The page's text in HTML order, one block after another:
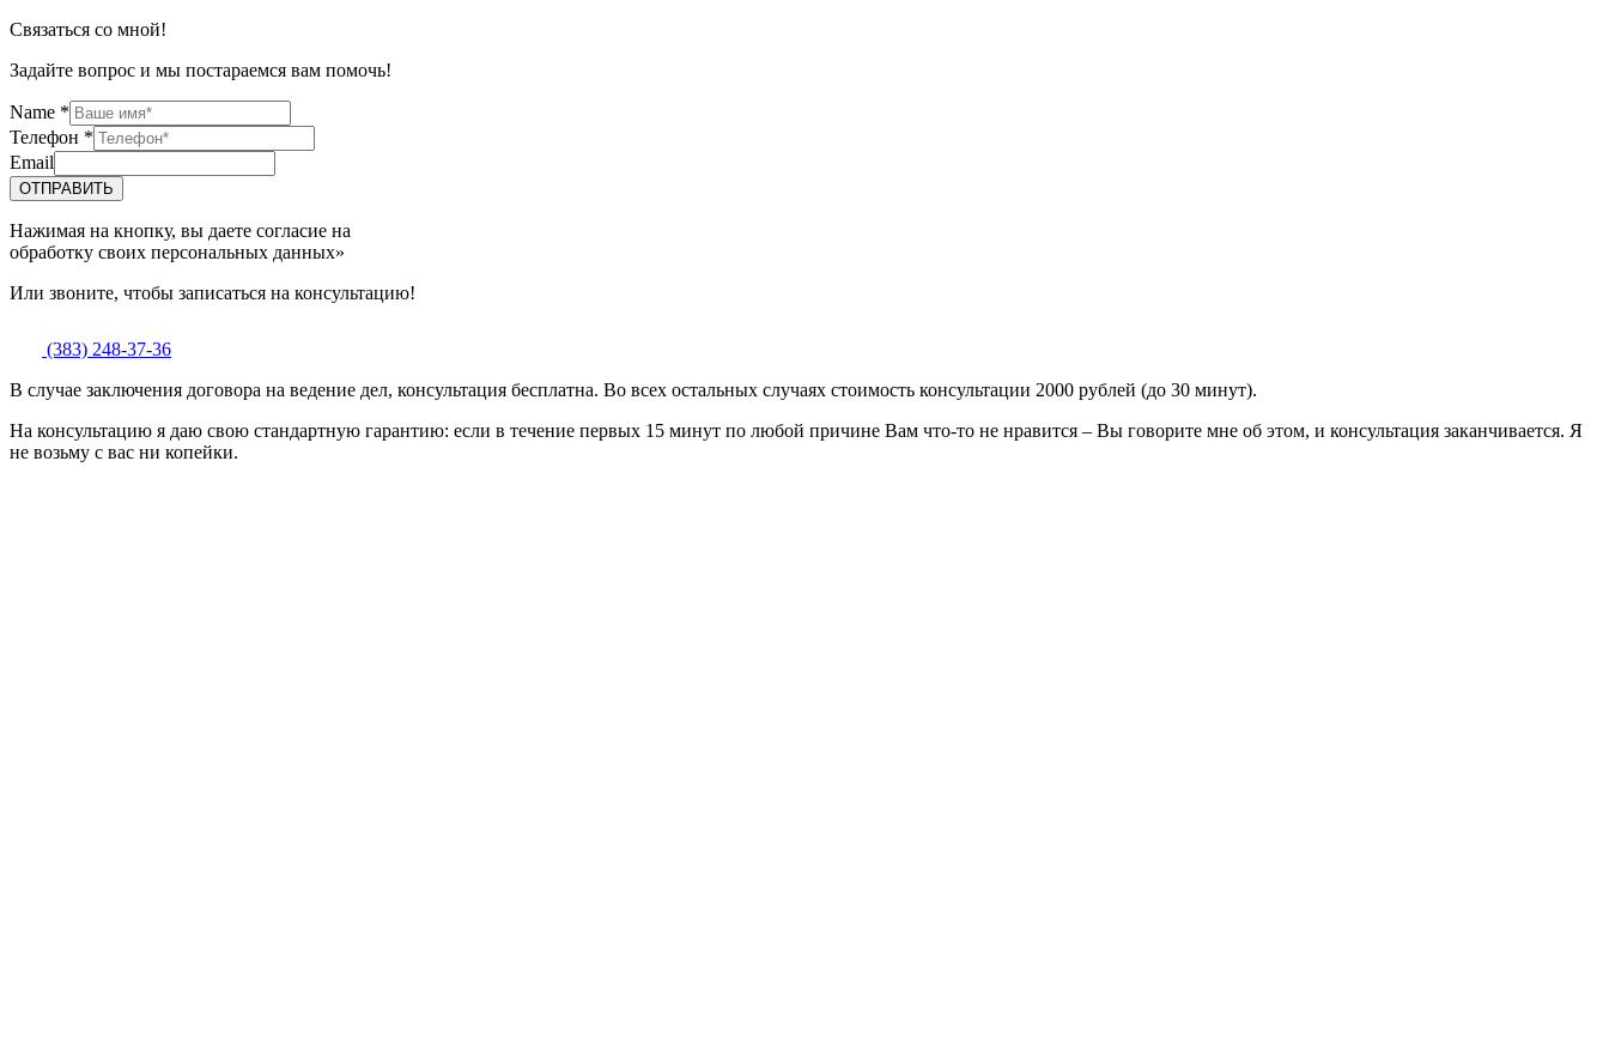
Связаться со мной!
Задайте вопрос и мы постараемся вам помочь!
Name *
Телефон *
Email
ОТПРАВИТЬ
Нажимая на кнопку, вы даете согласие на
обработку своих персональных данных»
Или звоните, чтобы записаться на консультацию!
(383) 248-37-36
В случае заключения договора на ведение дел, консультация бесплатна. Во всех остальных случаях стоимость консультации 2000 рублей (до 30 минут).
На консультацию я даю свою стандартную гарантию: если в течение первых 15 минут по любой причине Вам что-то не нравится – Вы говорите мне об этом, и консультация заканчивается. Я
не возьму с вас ни копейки.